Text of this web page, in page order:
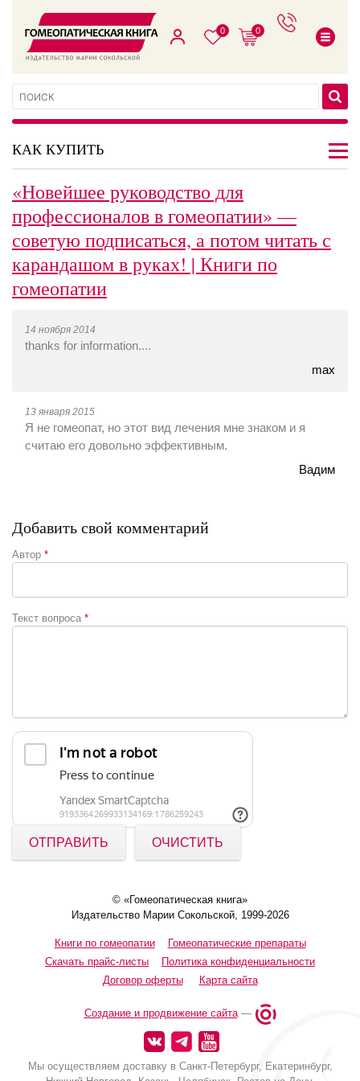
0 0
КАК КУПИТЬ
«Новейшее руководство для
профессионалов в гомеопатии» —
советую подписаться, а потом читать с
карандашом в руках! | Книги по
гомеопатии
14 ноября 2014
thanks for information....
max
13 января 2015
Я не гомеопат, но этот вид лечения мне знаком и я
считаю его довольно эффективным.
Вадим
Добавить свой комментарий
Автор *
Текст вопроса *
ОТПРАВИТЬ ОЧИСТИТЬ
© «Гомеопатическая книга»
Издательство Марии Сокольской, 1999-2026
Книги по гомеопатии
Гомеопатические препараты
Скачать прайс-листы
Политика конфиденциальности
Договор оферты
Карта сайта
Создание и продвижение сайта—
Мы осуществляем доставку в Санкт-Петербург, Екатеринбург,